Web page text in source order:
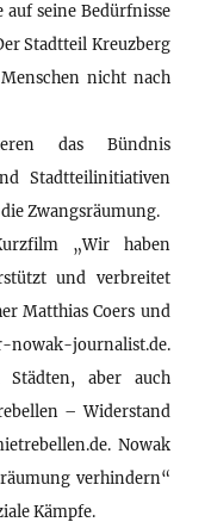
seine Bedürfnisse
Stadtteil Kreuzberg
nicht nach
das Bündnis
Stadtteilinitiativen
Zwangsräumung.
„Wir haben
und verbreitet
Matthias Coers und
journalist.de.
aber auch
– Widerstand
Nowak
verhindern“
Kämpfe.